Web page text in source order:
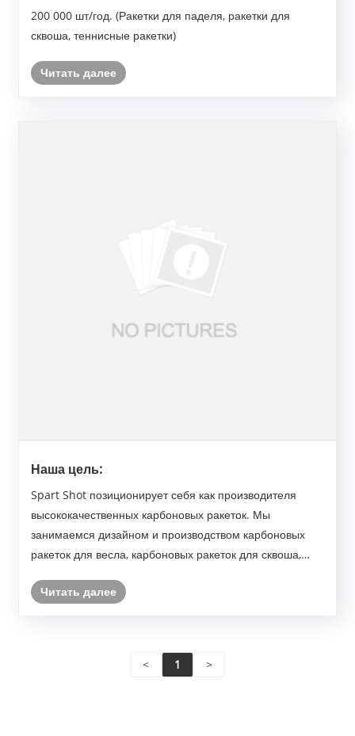
200 000 шт/год. (Ракетки для паделя, ракетки для
сквоша, теннисные ракетки)
Читать далее
Наша цель:
Spart Shot позиционирует себя как производителя
высококачественных карбоновых ракеток. Мы
занимаемся дизайном и производством карбоновых
ракеток для весла, карбоновых ракеток для сквоша,
Читать далее
< 1 >